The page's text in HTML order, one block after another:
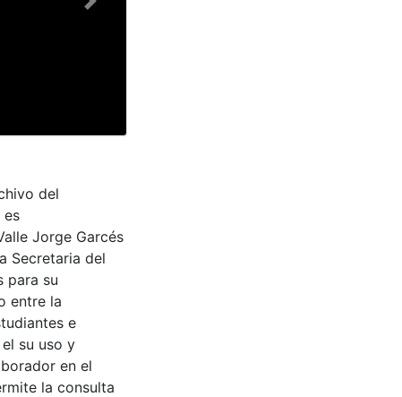
Next
del
es
Jorge Garcés
Secretaria del
para su
entre la
e
su uso y
en el
la consulta